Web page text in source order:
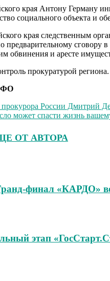
края Антону Герману
социального объекта и
края следственным
сговору
обвинения и аресте
прокуратурой региона.
прокурора России Дмитрий
может спасти жизнь
ОТ АВТОРА
финал «КАРДО»
этап